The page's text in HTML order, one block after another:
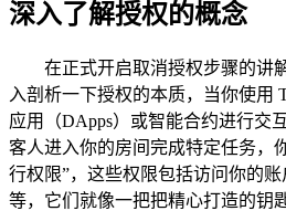
深入了解授权的概念
在正式开启取消授权步骤的讲
入剖析一下授权的本质，当你使用
应用（DApps）或智能合约进行交
客人进入你的房间完成特定任务，
行权限”，这些权限包括访问你的
等，它们就像一把把精心打造的钥